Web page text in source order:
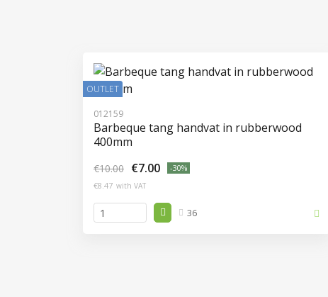
OUTLET
012159
Barbeque tang handvat in rubberwood
400mm
€10.00 €7.00
-30%
€8.47 with VAT
36